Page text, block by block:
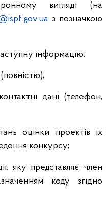
вигляді (на
з позначкою
інформацію:
дані (телефон,
оцінки проектів їх
конкурсу;
яку представляє член
коду згідно